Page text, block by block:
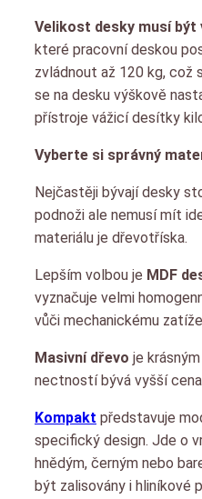
Velikost desky musí
které pracovní deskou
zvládnout až 120 kg, což
se na desku výškově
přístroje vážicí desítky
Vyberte si správný
Nejčastěji bývají desky
podnoži ale nemusí mít
materiálu je dřevotříska.
Lepším volbou je MDF
vyznačuje velmi
vůči mechanickému
Masivní dřevo je
nectností bývá vyšší
Kompakt představuje
specifický design. Jde o
hnědým, černým nebo
být zalisovány i hliníkové